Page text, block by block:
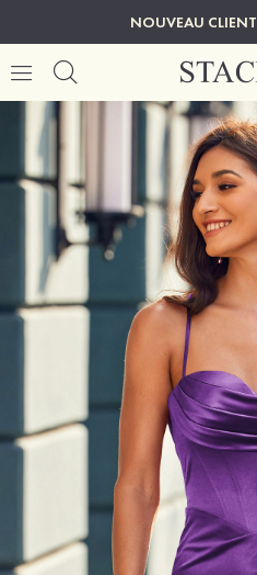
NOUVEAU